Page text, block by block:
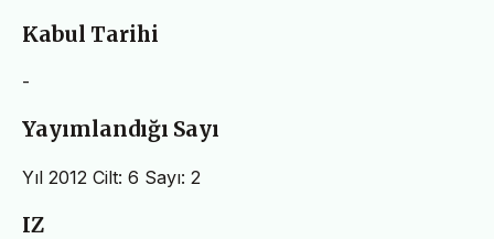
Kabul Tarihi
-
Yayımlandığı Sayı
Yıl 2012 Cilt: 6 Sayı: 2
IZ